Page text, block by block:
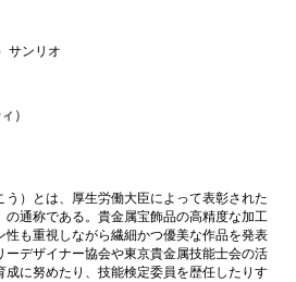
サンリオ
）
）とは、厚生労働大臣によって表彰された
の通称である。貴金属宝飾品の高精度な加工
性も重視しながら繊細かつ優美な作品を発表
ーデザイナー協会や東京貴金属技能士会の活
成に努めたり、技能検定委員を歴任したりす